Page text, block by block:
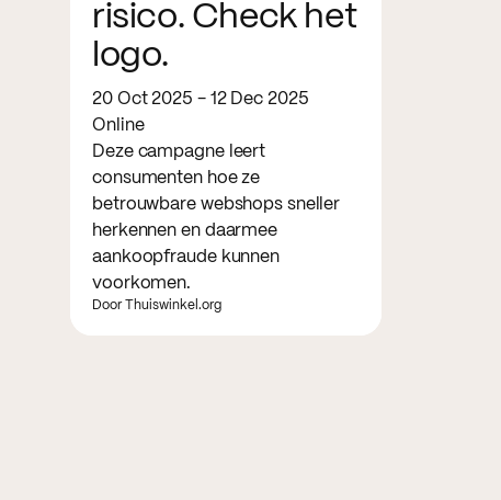
risico. Check het
logo.
20 Oct 2025 - 12 Dec 2025
Online
Deze campagne leert
consumenten hoe ze
betrouwbare webshops sneller
herkennen en daarmee
aankoopfraude kunnen
voorkomen.
Door Thuiswinkel.org